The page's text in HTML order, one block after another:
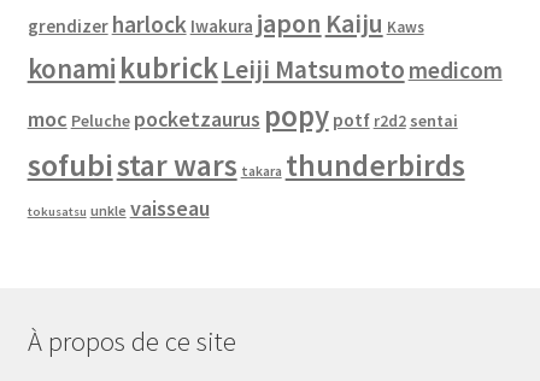
grendizer harlock Iwakura japon Kaiju Kaws
konami kubrickLeiji Matsumoto medicom
moc Peluche pocketzaurus popy potf r2d2 sentai
sofubistar wars takara thunderbirds
tokusatsu unkle vaisseau
À propos de ce site